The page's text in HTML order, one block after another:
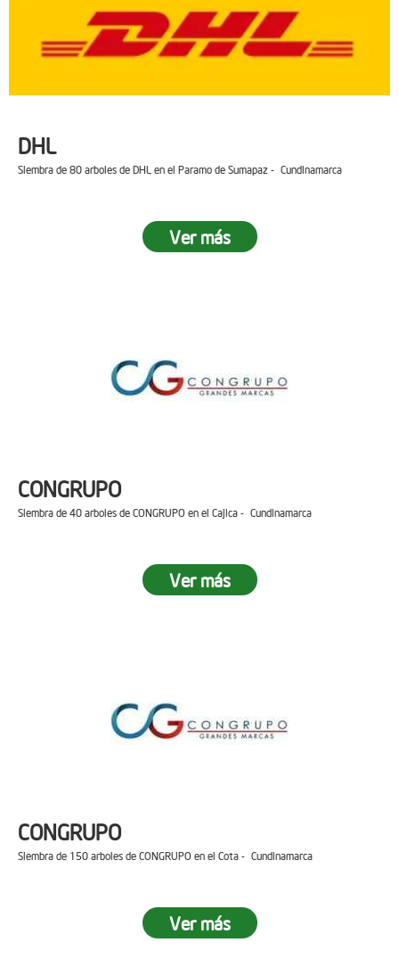
DHL
Siembra de 80 arboles de DHL en el Paramo de Sumapaz - Cundinamarca
Ver más
CONGRUPO
Siembra de 40 arboles de CONGRUPO en el Cajica - Cundinamarca
Ver más
CONGRUPO
Siembra de 150 arboles de CONGRUPO en el Cota - Cundinamarca
Ver más